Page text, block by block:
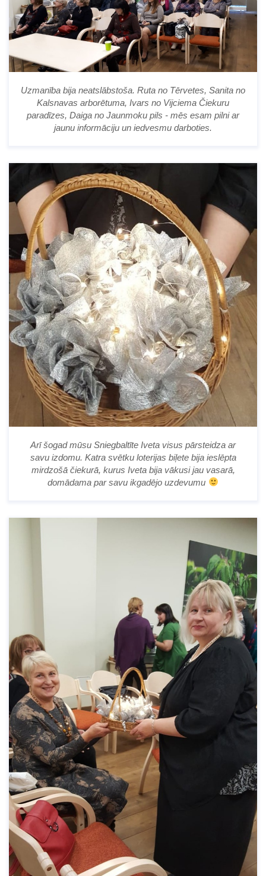
Uzmanība bija neatslābstoša. Ruta no Tērvetes, Sanita no
Kalsnavas arborētuma, Ivars no Vijciema Čiekuru
paradīzes, Daiga no Jaunmoku pils - mēs esam pilni ar
jaunu informāciju un iedvesmu darboties.
Arī šogad mūsu Sniegbaltīte Iveta visus pārsteidza ar
savu izdomu. Katra svētku loterijas biļete bija ieslēpta
mirdzošā čiekurā, kurus Iveta bija vākusi jau vasarā,
domādama par savu ikgadējo uzdevumu